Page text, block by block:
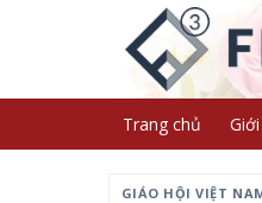
Trang chủ
GIÁO HỘI VIỆT